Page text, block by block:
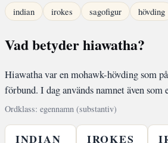
indian irokes sagofigur hövding
Vad betyder hiawatha?
Hiawatha var en mohawk-hövding som
förbund. I dag används namnet även
Ordklass: egennamn (substantiv)
INDIAN IROKES